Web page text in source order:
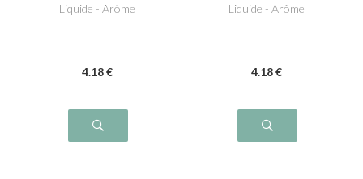
Liquide - Arôme
4.18 €
Liquide - Arôme
4.18 €